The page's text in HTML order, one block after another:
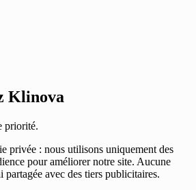
Klinova
priorité.
privée : nous utilisons uniquement des
pour améliorer notre site. Aucune
partagée avec des tiers publicitaires.